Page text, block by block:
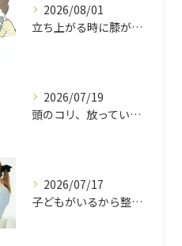
2026/08/01
立ち上がる時に膝が痛い！産後の膝の痛みの原因と対処法
2026/07/19
頭のコリ、放っていませんか？ドライヘッドスパで頭から体をほぐす
2026/07/17
子どもがいるから整体に行けない… そんなママのための『お子様連れ整体コース』